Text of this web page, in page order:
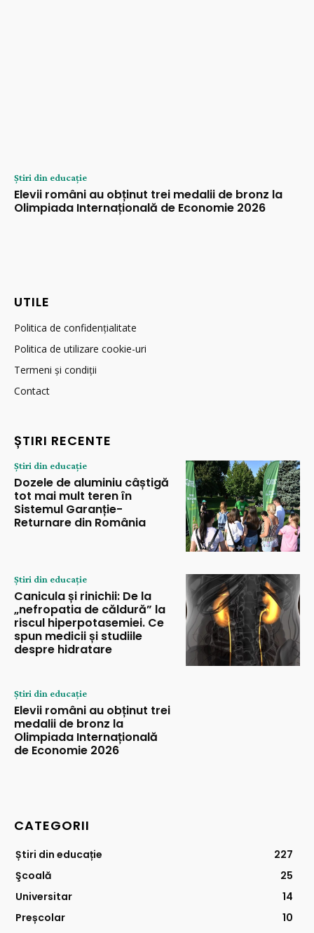
Știri din educație
Elevii români au obținut trei medalii de bronz la
Olimpiada Internațională de Economie 2026
UTILE
Politica de confidențialitate
Politica de utilizare cookie-uri
Termeni și condiții
Contact
ȘTIRI RECENTE
Știri din educație
Dozele de aluminiu câștigă
tot mai mult teren în
Sistemul Garanție-
Returnare din România
Știri din educație
Canicula și rinichii: De la
„nefropatia de căldură” la
riscul hiperpotasemiei. Ce
spun medicii și studiile
despre hidratare
Știri din educație
Elevii români au obținut trei
medalii de bronz la
Olimpiada Internațională
de Economie 2026
CATEGORII
Știri din educație
227
Şcoală
25
Universitar
14
Preșcolar
10